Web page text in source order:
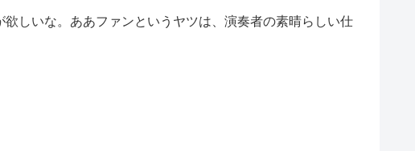
しいな。ああファンというヤツは、演奏者の素晴らしい仕